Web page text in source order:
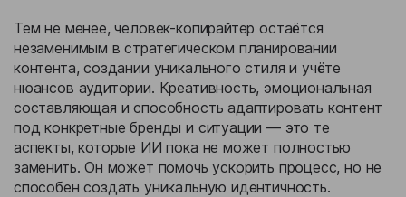
Тем не менее, человек-копирайтер остаётся
незаменимым в стратегическом планировании
контента, создании уникального стиля и учёте
нюансов аудитории. Креативность, эмоциональная
составляющая и способность адаптировать контент
под конкретные бренды и ситуации — это те
аспекты, которые ИИ пока не может полностью
заменить. Он может помочь ускорить процесс, но не
способен создать уникальную идентичность.